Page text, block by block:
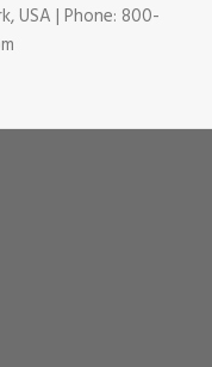
USA | Phone: 800-